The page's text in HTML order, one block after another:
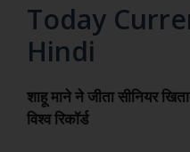
Today
Hindi
शाहू माने ने जीता सीनियर
विश्व रिकॉर्ड